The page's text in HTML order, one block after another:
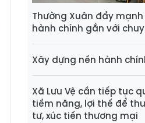
Thường Xuân đẩy
hành chính gắn với
Xây dựng nền hành
Xã Lưu Vệ cần tiếp tục
tiềm năng, lợi thế để
tư, xúc tiến thương mại